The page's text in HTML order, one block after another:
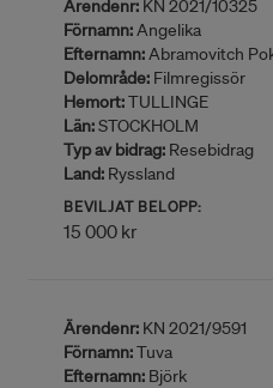
Ärendenr: KN 2021/10325
Förnamn:Angelika
Efternamn:Abramovitch
Delområde: Filmregissör
Hemort:TULLINGE
Län:STOCKHOLM
Typ av bidrag: Resebidrag
Land: Ryssland
BEVILJAT BELOPP:
15 000 kr
Ärendenr: KN 2021/9591
Förnamn:Tuva
Efternamn: Björk